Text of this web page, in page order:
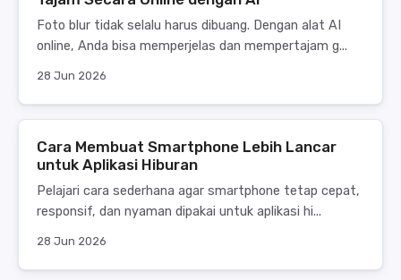
Foto blur tidak selalu harus dibuang. Dengan alat AI
online, Anda bisa memperjelas dan mempertajam g...
28 Jun 2026
Cara Membuat Smartphone Lebih Lancar
untuk Aplikasi Hiburan
Pelajari cara sederhana agar smartphone tetap cepat,
responsif, dan nyaman dipakai untuk aplikasi hi...
28 Jun 2026